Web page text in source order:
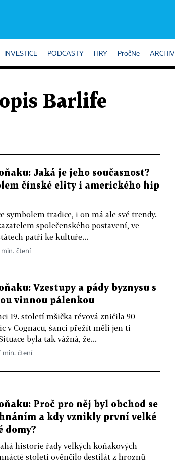
INVESTICE PODCASTY HRY PročNe ARCHIV
Barlife
Jaká je jeho současnost?
čínské elity i amerického hip
symbolem tradice, i on má ale své trendy.
společenského postavení, ve
patří ke kultuře...
min. čtení
Vzestupy a pády byznysu s
vinnou pálenkou
19. století mšička révová zničila 90
v Cognacu, šanci přežít měli jen ti
byla tak vážná, že...
min. čtení
Proč pro něj byl obchod se
a kdy vznikly první velké
domy?
historie řady velkých koňakových
století ověnčilo destilát z hroznů